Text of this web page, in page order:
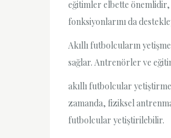
eğitimler elbette önemlidir,
fonksiyonlarını da
Akıllı futbolcuların
sağlar. Antrenörler ve
akıllı futbolcular
zamanda, fiziksel
futbolcular yetiştirilebilir.